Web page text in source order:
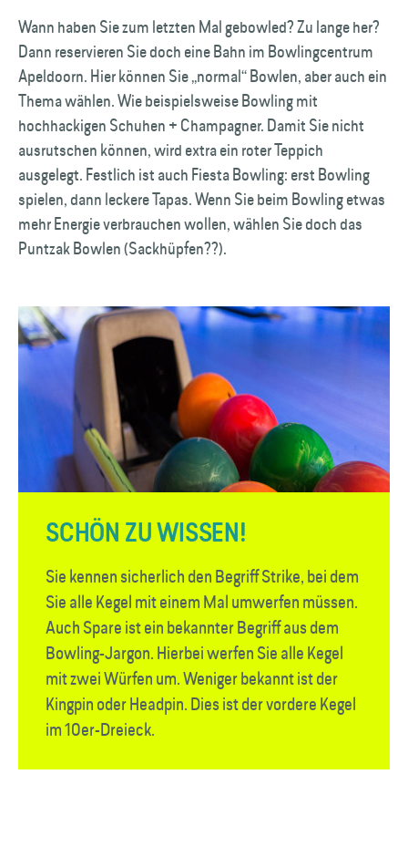
Wann haben Sie zum letzten Mal gebowled? Zu lange her?
Dann reservieren Sie doch eine Bahn im Bowlingcentrum
Apeldoorn. Hier können Sie „normal“ Bowlen, aber auch ein
Thema wählen. Wie beispielsweise Bowling mit
hochhackigen Schuhen + Champagner. Damit Sie nicht
ausrutschen können, wird extra ein roter Teppich
ausgelegt. Festlich ist auch Fiesta Bowling: erst Bowling
spielen, dann leckere Tapas. Wenn Sie beim Bowling etwas
mehr Energie verbrauchen wollen, wählen Sie doch das
Puntzak Bowlen (Sackhüpfen??).
SCHÖN ZU WISSEN!
Sie kennen sicherlich den Begriff Strike, bei dem
Sie alle Kegel mit einem Mal umwerfen müssen.
Auch Spare ist ein bekannter Begriff aus dem
Bowling-Jargon. Hierbei werfen Sie alle Kegel
mit zwei Würfen um. Weniger bekannt ist der
Kingpin oder Headpin. Dies ist der vordere Kegel
im 10er-Dreieck.